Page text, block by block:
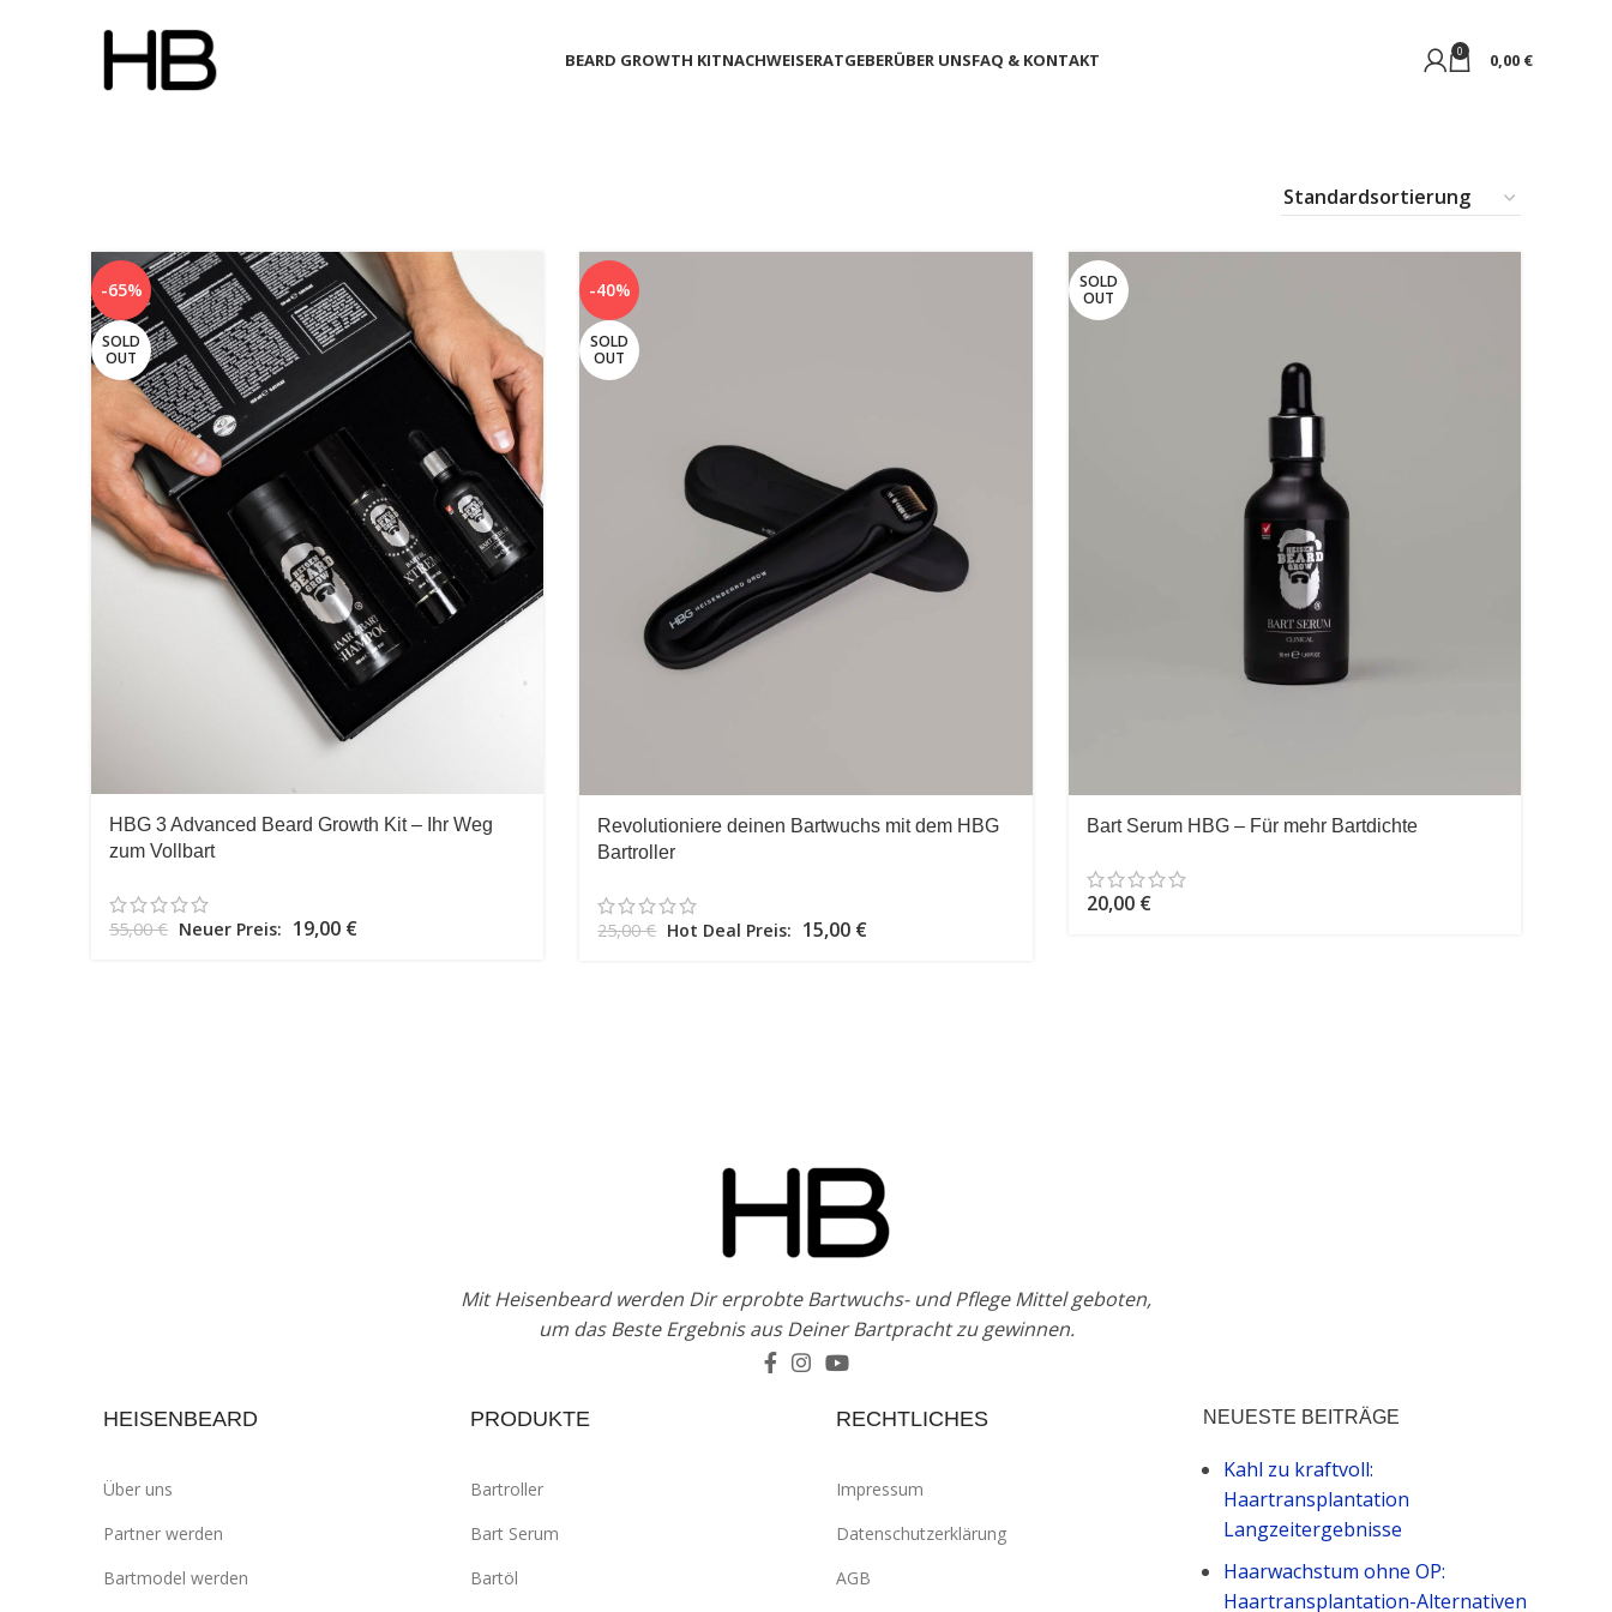
BEARD GROWTH KITNACHWEISERATGEBERÜBER UNSFAQ & KONTAKT 0 0,00 €
-65%
SOLD
OUT
HBG 3 Advanced Beard Growth Kit – Ihr Weg
zum Vollbart
55,00€ Ursprünglicher Preis war: 55,00 €
Neuer Preis: 19,00 €
-40%
SOLD
OUT
Revolutioniere deinen Bartwuchs mit dem HBG
Bartroller
25,00€ Ursprünglicher Preis war: 25,00 €
Hot Deal Preis: 15,00 €
SOLD
OUT
Bart Serum HBG – Für mehr Bartdichte
20,00 €
Mit Heisenbeard werden Dir erprobte Bartwuchs- und Pflege Mittel geboten,
um das Beste Ergebnis aus Deiner Bartpracht zu gewinnen.
HEISENBEARD
Über uns
Partner werden
Bartmodel werden
PRODUKTE
Bartroller
Bart Serum
Bartöl
RECHTLICHES
Impressum
Datenschutzerklärung
AGB
NEUESTE BEITRÄGE
Kahl zu kraftvoll:
Haartransplantation
Langzeitergebnisse
Haarwachstum ohne OP:
Haartransplantation-Alternativen